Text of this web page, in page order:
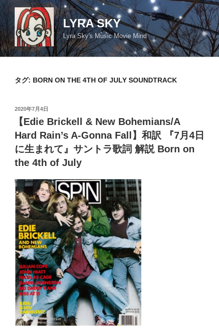
コ
ン
テ
ン
ツ
LYRA SKY
Lyra Sky's Music Movie Mind
タグ: BORN ON THE 4TH OF JULY SOUNDTRACK
投
日:
2020年7月4日
【Edie Brickell & New Bohemians/A
Hard Rain’s A-Gonna Fall】和訳 『7月4日
に生まれて』サントラ歌詞 解説 Born on
the 4th of July